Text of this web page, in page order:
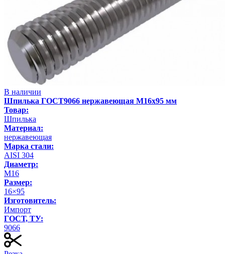
В наличии
Шпилька ГОСТ9066 нержавеющая М16х95 мм
Товар:
Шпилька
Материал:
нержавеющая
Марка стали:
AISI 304
Диаметр:
М16
Размер:
16×95
Изготовитель:
Импорт
ГОСТ, ТУ:
9066